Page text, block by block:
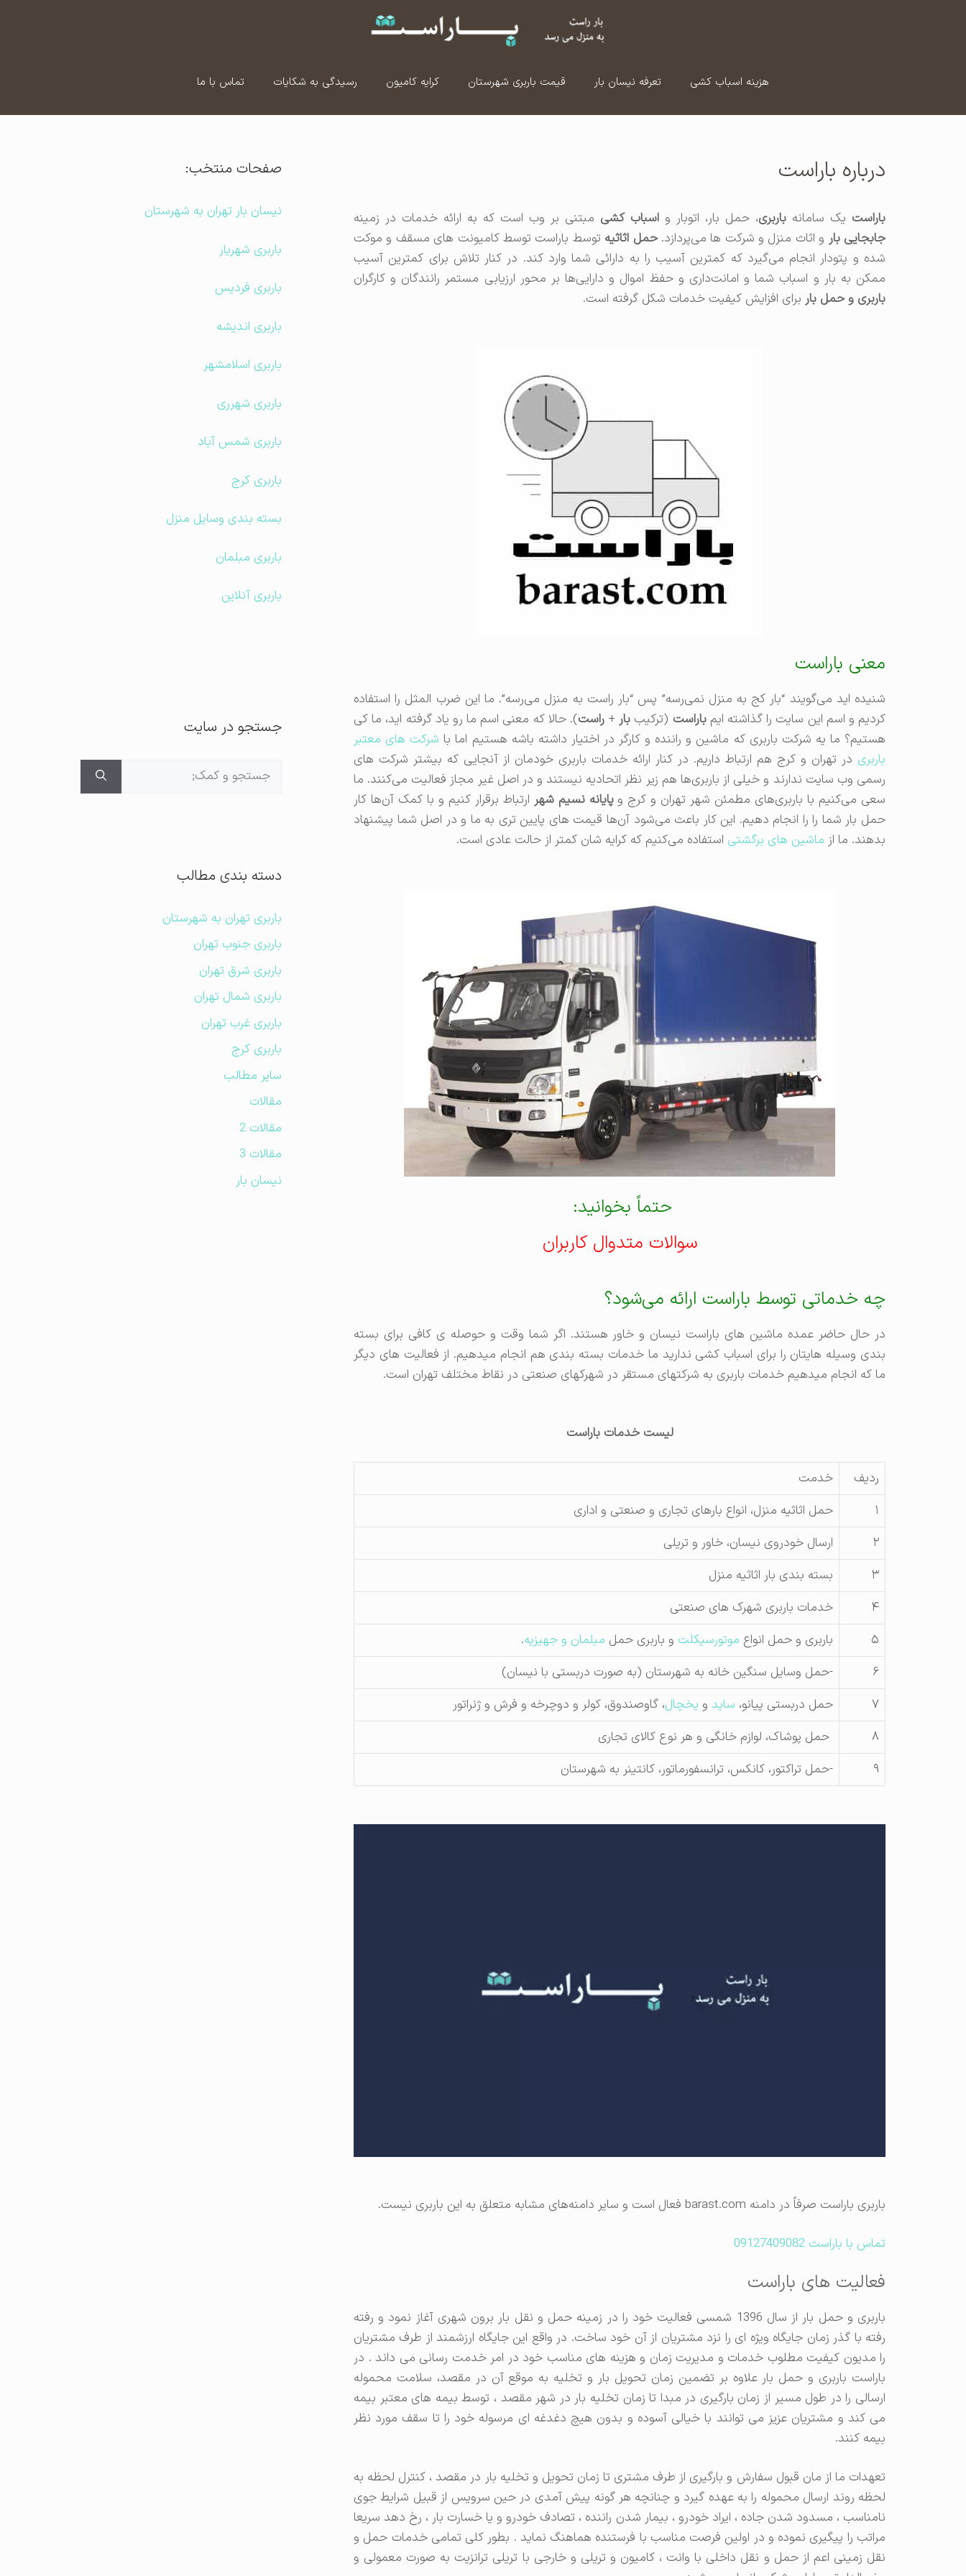
هزینه اسباب کشی تعرفه نیسان بار قیمت باربری شهرستان کرایه کامیون رسیدگی به شکایات تماس با ما
درباره باراست
باراست یک سامانه باربری، حمل بار، اتوبار و اسباب کشی مبتنی بر وب است که به ارائه خدمات در زمینه
جابجایی بار و اثاث منزل و شرکت‌ ها می‌پردازد.حمل اثاثیه توسط باراست توسط کامیونت های مسقف و موکت
شده و پتودار انجام می‌گیرد که کمترین آسیب را به دارائی شما وارد کند. در کنار تلاش برای کمترین آسیب
ممکن به بار و اسباب شما و امانت‌داری و حفظ اموال و دارایی‌ها بر محور ارزیابی مستمر رانندگان و کارگران
باربری و حمل بار برای افزایش کیفیت خدمات شکل گرفته‌ است.
معنی باراست
شنیده اید می‌گویند “بار کج به منزل نمی‌رسه” پس “بار راست به منزل می‌رسه”. ما این ضرب المثل را استفاده
کردیم و اسم این سایت را گذاشته ایمباراست (ترکیب بار+راست). حالا که معنی اسم ما رو یاد گرفته اید، ما کی
هستیم؟ ما یه شرکت باربری که ماشین و راننده و کارگر در اختیار داشته باشه هستیم اما با شرکت‌ های معتبر
باربری در تهران و کرج هم ارتباط داریم. در کنار ارائه خدمات باربری خودمان از آنجایی که بیشتر شرکت های
رسمی وب سایت ندارند و خیلی از باربری‌ها هم زیر نظر اتحادیه نیستند و در اصل غیر مجاز فعالیت می‌کنند. ما
سعی می‌کنیم با باربری‌های مطمئن شهر تهران و کرج وپایانه نسیم شهر ارتباط برقرار کنیم و با کمک آن‌ها کار
حمل بار شما را را انجام دهیم. این کار باعث می‌شود آن‌ها قیمت های پایین تری به ما و در اصل شما پیشنهاد
بدهند. ما از ماشین های برگشتی استفاده می‌کنیم که کرایه ‌شان کمتر از حالت عادی است.
حتماً بخوانید:
سوالات متدوال کاربران
چه خدماتی توسط باراست ارائه می‌شود؟
در حال حاضر عمده ماشین های باراست نیسان و خاور هستند. اگر شما وقت و حوصله ی کافی برای بسته
بندی وسیله هایتان را برای اسباب کشی ندارید ما خدمات بسته بندی هم انجام میدهیم. از فعالیت های دیگر
ما که انجام میدهیم خدمات باربری به شرکتهای مستقر در شهرکهای صنعتی در نقاط مختلف تهران است.
لیست خدمات باراست
ردیف
خدمت
۱
حمل اثاثیه منزل، انواع بارهای تجاری و صنعتی و اداری
۲
ارسال خودروی نیسان،‌ خاور و تریلی
۳
بسته بندی بار اثاثیه منزل
۴
خدمات باربری شهرک های صنعتی
۵
باربری و حمل انواع موتورسیکلت و باربری حمل مبلمان و جهیزیه.
۶
-حمل وسایل سنگین خانه به شهرستان (به صورت دربستی با نیسان)
۷
حمل دربستی پیانو، ساید و یخچال، گاوصندوق، کولر و دوچرخه و فرش و ژنراتور
۸
حمل پوشاک، لوازم خانگی و هر نوع کالای تجاری
۹
-حمل تراکتور، کانکس، ترانسفورماتور، کانتینر به شهرستان
باربری باراست صرفاً در دامنه barast.com فعال است و سایر دامنه‌های مشابه متعلق به این باربری نیست.
تماس با باراست 09127409082
فعالیت های باراست
باربری و حمل بار از سال 1396 شمسی فعالیت خود را در زمینه حمل و نقل بار برون شهری آغاز نمود و رفته
رفته با گذر زمان جایگاه ویژه ای را نزد مشتریان از آن خود ساخت. در واقع این جایگاه ارزشمند از طرف مشتریان
را مدیون کیفیت مطلوب خدمات و مدیریت زمان و هزینه های مناسب خود در امر خدمت رسانی می داند . در
باراست باربری و حمل بار علاوه بر تضمین زمان تحویل بار و تخلیه به موقع آن در مقصد، سلامت محموله
ارسالی را در طول مسیر از زمان بارگیری در مبدا تا زمان تخلیه بار در شهر مقصد ، توسط بیمه های معتبر بیمه
می کند و مشتریان عزیز می توانند با خیالی آسوده و بدون هیچ دغدغه ای مرسوله خود را تا سقف مورد نظر
بیمه کنند.
تعهدات ما از مان قبول سفارش و بارگیری از طرف مشتری تا زمان تحویل و تخلیه بار در مقصد ، کنترل لحظه به
لحظه روند ارسال محموله را به عهده گیرد و چنانچه هر گونه پیش آمدی در حین سرویس از قبیل شرایط جوی
نامناسب ، مسدود شدن جاده ، ایراد خودرو ، بیمار شدن راننده ، تصادف خودرو و یا خسارت بار ، رخ دهد سریعا
مراتب را پیگیری نموده و در اولین فرصت مناسب با فرستنده هماهنگ نماید . بطور کلی تمامی خدمات حمل و
نقل زمینی اعم از حمل و نقل داخلی با وانت ، کامیون و تریلی و خارجی با تریلی ترانزیت به صورت معمولی و
صفحات منتخب:
نیسان بار تهران به شهرستان
باربری شهریار
باربری فردیس
باربری اندیشه
باربری اسلامشهر
باربری شهرری
باربری شمس آباد
باربری کرج
بسته بندی وسایل منزل
باربری مبلمان
باربری آنلاین
جستجو در سایت
جستجوی
دسته بندی مطالب
باربری تهران به شهرستان
باربری جنوب تهران
باربری شرق تهران
باربری شمال تهران
باربری غرب تهران
باربری کرج
سایر مطالب
مقالات
مقالات 2
مقالات 3
نیسان بار